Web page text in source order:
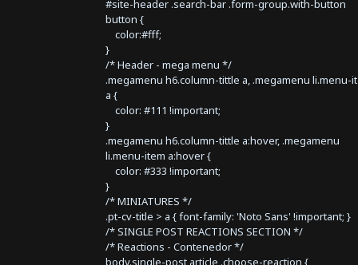
#site-header .search-bar .form-group.with-button
button {
color:#fff;
}
/* Header - mega menu */
.megamenu h6.column-tittle a, .megamenu li.menu-
a {
color: #111 !important;
}
.megamenu h6.column-tittle a:hover, .megamenu
li.menu-item a:hover {
color: #333 !important;
}
/* MINIATURES */
.pt-cv-title > a { font-family: 'Noto Sans' !important; }
/* SINGLE POST REACTIONS SECTION */
/* Reactions - Contenedor */
body.single-post article .choose-reaction {